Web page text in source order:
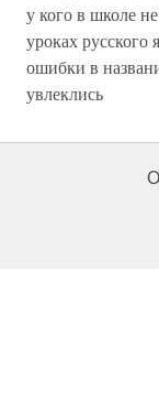
у кого в школе
уроках
ошибки в
увлеклись